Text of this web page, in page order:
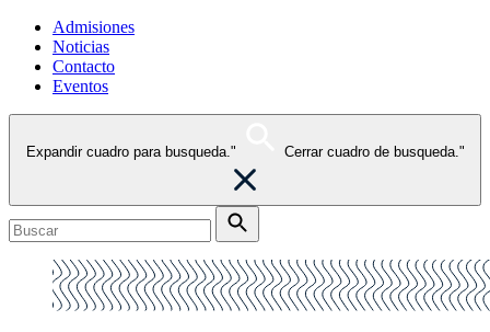
Admisiones
Noticias
Contacto
Eventos
Expandir cuadro para busqueda." Cerrar cuadro de busqueda."